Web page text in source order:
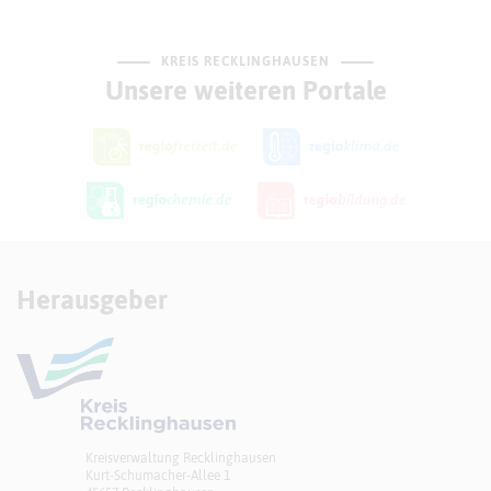
KREIS RECKLINGHAUSEN
Unsere weiteren Portale
Herausgeber
Kreisverwaltung Recklinghausen
Kurt-Schumacher-Allee 1